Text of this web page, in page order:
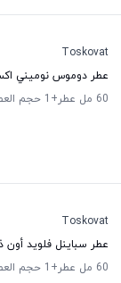
Toskovat
عطر دوموس نوميني
60 مل عطر
+1 حجم
Toskovat
عطر سباينل فلويد
60 مل عطر
+1 حجم